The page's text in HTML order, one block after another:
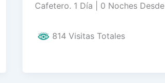
Cafetero. 1 Día | 0 Noches Desde
814 Visitas Totales